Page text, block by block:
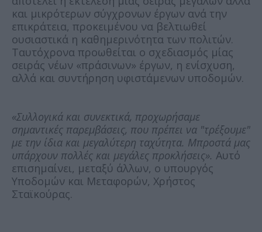
και μικρότερων σύγχρονων έργων ανά την
επικράτεια, προκειμένου να βελτιωθεί
ουσιαστικά η καθημερινότητα των πολιτών.
Ταυτόχρονα προωθείται ο σχεδιασμός μίας
σειράς νέων «πράσινων» έργων, η ενίσχυση,
αλλά και συντήρηση υφιστάμενων υποδομών.
«Συλλογικά και συνεκτικά, προχωρήσαμε
σημαντικές παρεμβάσεις, που πρέπει να "τρέξουμε"
με την ίδια και μεγαλύτερη ταχύτητα. Μπροστά μας
υπάρχουν πολλές και μεγάλες προκλήσεις». Αυτό
επισημαίνει, μεταξύ άλλων, ο υπουργός
Υποδομών και Μεταφορών, Χρήστος
Σταϊκούρας.